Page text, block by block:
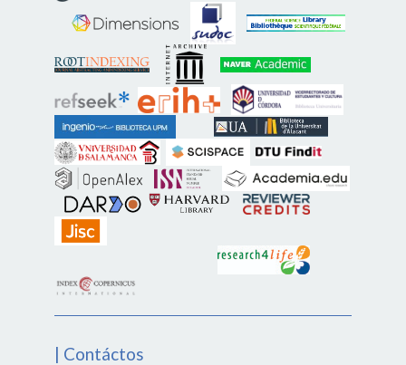
| Contáctos